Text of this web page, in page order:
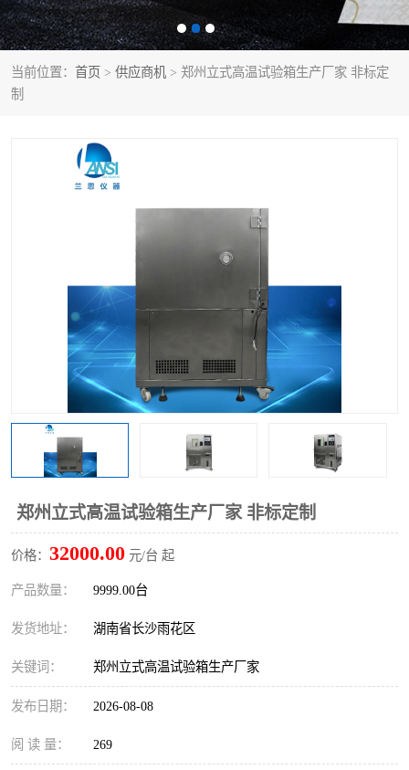
当前位置： 首页 > 供应商机 > 郑州立式高温试验箱生产厂家 非标定
制
郑州立式高温试验箱生产厂家 非标定制
价格： 32000.00 元/台 起
产品数量： 9999.00台
发货地址： 湖南省长沙雨花区
关键词： 郑州立式高温试验箱生产厂家
发布日期： 2026-08-08
阅 读 量： 269